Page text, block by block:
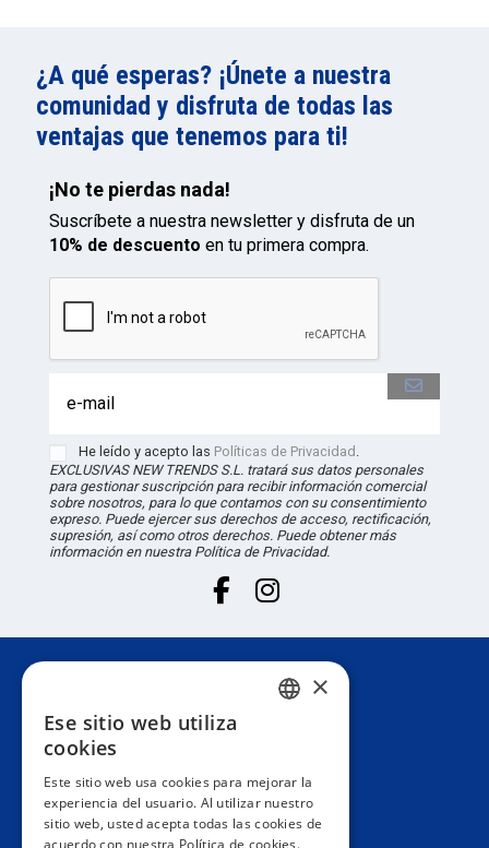
¿A qué esperas? ¡Únete a nuestra
comunidad y disfruta de todas las
ventajas que tenemos para ti!
¡No te pierdas nada!
Suscríbete a nuestra newsletter y disfruta de un
10% de descuento en tu primera compra.
He leído y acepto las Políticas de Privacidad .
EXCLUSIVAS NEW TRENDS S.L. tratará sus datos personales
para gestionar suscripción para recibir información comercial
sobre nosotros, para lo que contamos con su consentimiento
expreso. Puede ejercer sus derechos de acceso, rectificación,
supresión, así como otros derechos. Puede obtener más
información en nuestra Política de Privacidad.
Información
Área privada
ENGLISH
×
Ese sitio web utiliza
cookies
Este sitio web usa cookies para mejorar la
experiencia del usuario. Al utilizar nuestro
sitio web, usted acepta todas las cookies de
acuerdo con nuestra Política de cookies.